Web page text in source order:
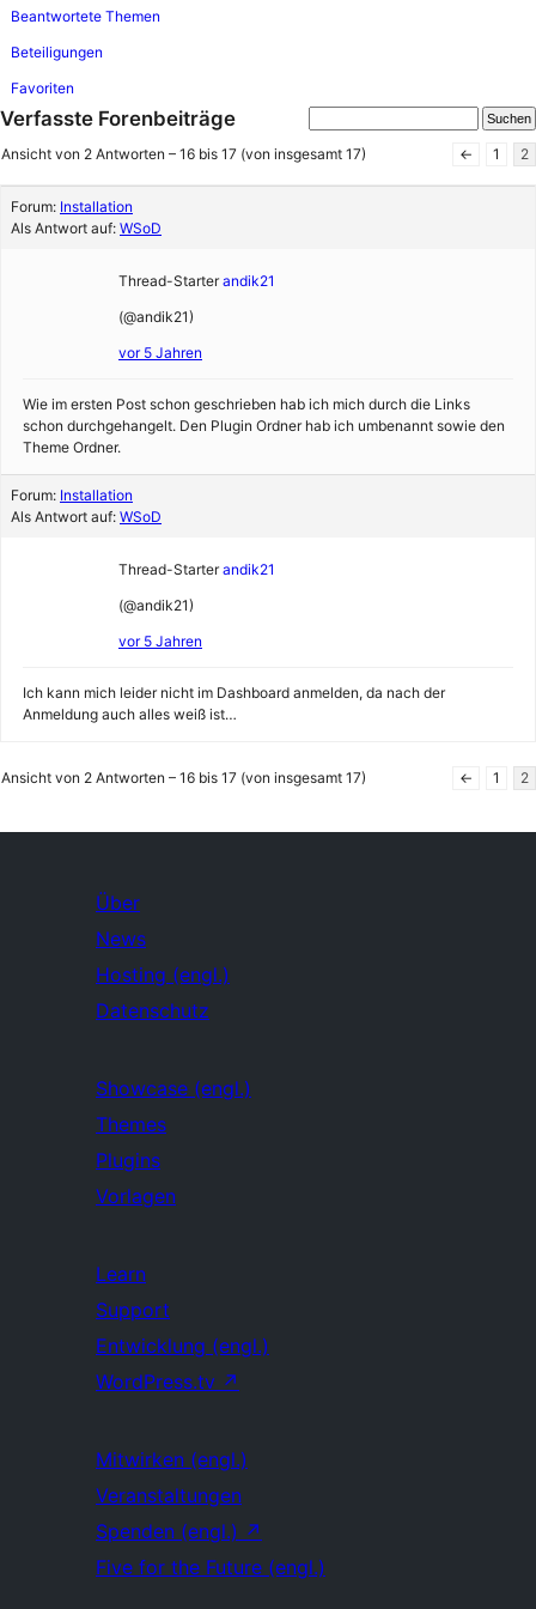
Beantwortete Themen
Beteiligungen
Favoriten
Verfasste Forenbeiträge
Ansicht von 2 Antworten – 16 bis 17 (von insgesamt 17) ← 1 2
Forum: Installation
Als Antwort auf: WSoD
Thread-Starter andik21
(@andik21)
vor 5 Jahren
Wie im ersten Post schon geschrieben hab ich mich durch die Links
schon durchgehangelt. Den Plugin Ordner hab ich umbenannt sowie den
Theme Ordner.
Forum: Installation
Als Antwort auf: WSoD
Thread-Starter andik21
(@andik21)
vor 5 Jahren
Ich kann mich leider nicht im Dashboard anmelden, da nach der
Anmeldung auch alles weiß ist…
Ansicht von 2 Antworten – 16 bis 17 (von insgesamt 17) ← 1 2
Über
News
Hosting (engl.)
Datenschutz
Showcase (engl.)
Themes
Plugins
Vorlagen
Learn
Support
Entwicklung (engl.)
WordPress.tv ↗
Mitwirken (engl.)
Veranstaltungen
Spenden (engl.) ↗
Five for the Future (engl.)